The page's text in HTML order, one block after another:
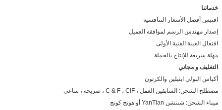
خدماتنا
اقتبس أفضل الأسعار التنافسية
إصدار مهندس الرسم لموافقة العميل
افتعال العينة الفنية الأولى
مهلة سريعة للإنتاج بالجملة
التغليف و مجاني
أكياس البولي ايثيلين والكرتون
مصطلح الشحن: السابقين العمل ، C & F ، CIF ، صريحة ، ساعي
ميناء الشحن: شنتشن YanTian أو هونج كونج